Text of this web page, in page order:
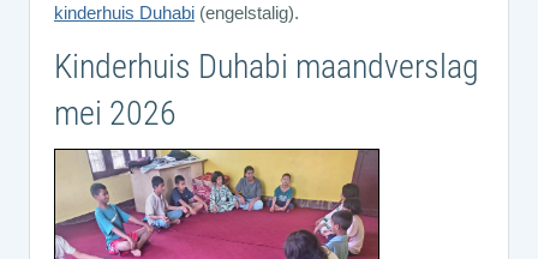
kinderhuis Duhabi (engelstalig).
Kinderhuis Duhabi maandverslag
mei 2026